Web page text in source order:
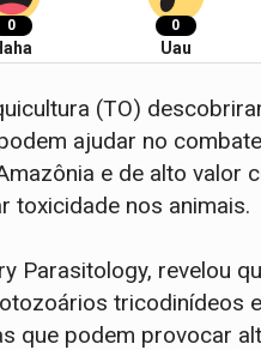
0 0
Uau
(TO)
ajudar no
e de alto valor
toxicidade nos animais.
Parasitology, revelou
tricodinídeos
que podem provocar